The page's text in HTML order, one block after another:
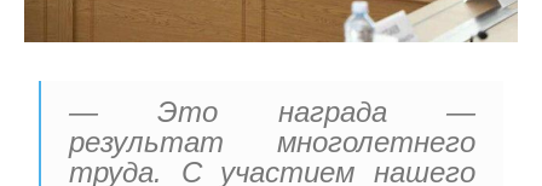
— Это награда —
результат многолетнего
труда. С участием нашего